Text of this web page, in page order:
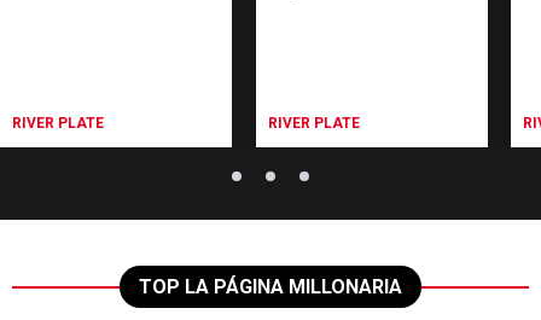
RIVER PLATE RIVER PLATE
TOP LA PÁGINA MILLONARIA